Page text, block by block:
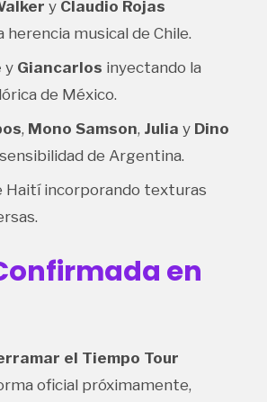
y Claudio Rojas
herencia musical de Chile.
y Giancarlos inyectando la
de México.
, Mono Samson, Julia y Dino
de Argentina.
Haití incorporando texturas
en
el Tiempo Tour
oficial próximamente,